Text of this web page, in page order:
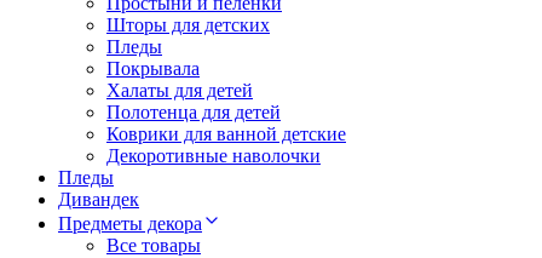
Шторы для детских
Пледы
Покрывала
Халаты для детей
Полотенца для детей
Коврики для ванной детские
Декоротивные наволочки
Пледы
Дивандек
Предметы декора
Все товары